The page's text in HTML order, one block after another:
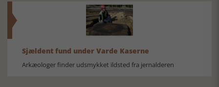
Sjældent fund under Varde Kaserne
Arkæologer finder udsmykket ildsted fra jernalderen